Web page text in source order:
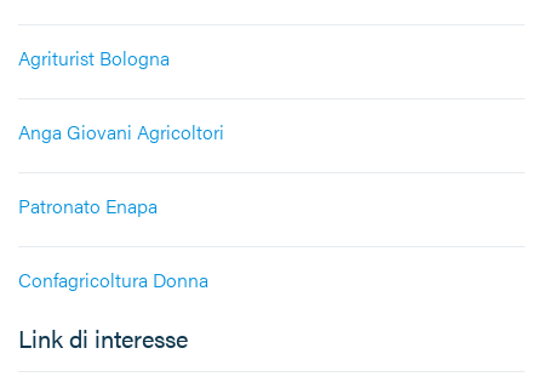
Agriturist Bologna
Anga Giovani Agricoltori
Patronato Enapa
Confagricoltura Donna
Link di interesse